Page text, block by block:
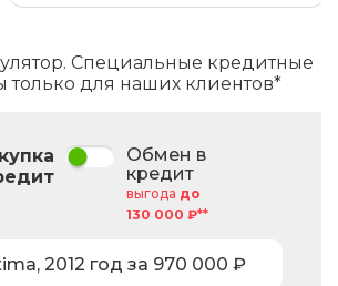
Специальные кредитные
только для наших клиентов*
Обмен в
кредит
выгода до
130 000 ₽**
, 2012 год за 970 000 ₽